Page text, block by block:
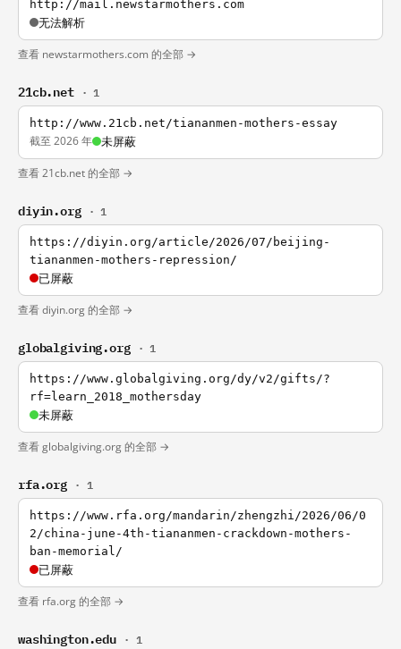
http://mail.newstarmothers.com
无法解析
查看 newstarmothers.com 的全部 →
21cb.net · 1
http://www.21cb.net/tiananmen-mothers-essay
截至 2026 年 未屏蔽
查看 21cb.net 的全部 →
diyin.org · 1
https://diyin.org/article/2026/07/beijing-
tiananmen-mothers-repression/
已屏蔽
查看 diyin.org 的全部 →
globalgiving.org · 1
https://www.globalgiving.org/dy/v2/gifts/?
rf=learn_2018_mothersday
未屏蔽
查看 globalgiving.org 的全部 →
rfa.org · 1
https://www.rfa.org/mandarin/zhengzhi/2026/06/0
2/china-june-4th-tiananmen-crackdown-mothers-
ban-memorial/
已屏蔽
查看 rfa.org 的全部 →
washington.edu · 1